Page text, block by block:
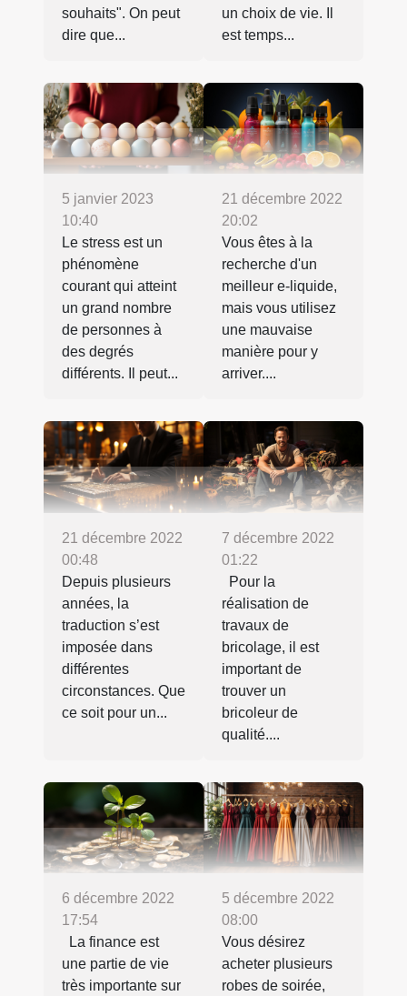
souhaits". On peut
dire que...
un choix de vie. Il
est temps...
5 janvier 2023
10:40
Le stress est un
phénomène
courant qui atteint
un grand nombre
de personnes à
des degrés
différents. Il peut...
21 décembre 2022
20:02
Vous êtes à la
recherche d'un
meilleur e-liquide,
mais vous utilisez
une mauvaise
manière pour y
arriver....
21 décembre 2022
00:48
Depuis plusieurs
années, la
traduction s’est
imposée dans
différentes
circonstances. Que
ce soit pour un...
7 décembre 2022
01:22
Pour la
réalisation de
travaux de
bricolage, il est
important de
trouver un
bricoleur de
qualité....
6 décembre 2022
17:54
La finance est
une partie de vie
très importante sur
5 décembre 2022
08:00
Vous désirez
acheter plusieurs
robes de soirée,